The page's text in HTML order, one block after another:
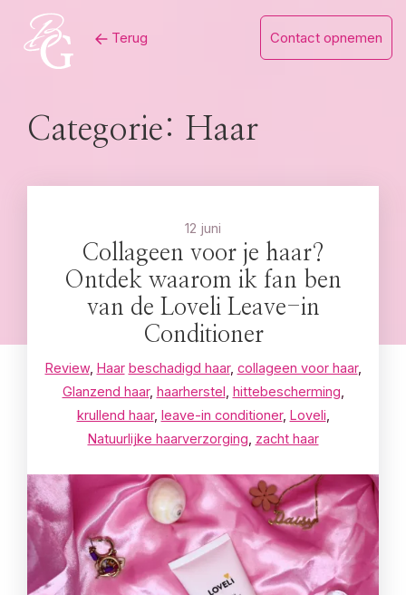
content
Terug Contact opnemen
Categorie: Haar
12 juni
Collageen voor je haar?
Ontdek waarom ik fan ben
van de Loveli Leave-in
Conditioner
Review, Haar beschadigd haar, collageen voor haar,
Glanzend haar, haarherstel hittebescherming
krullend haar, leave-in conditioner, Loveli
Natuurlijke haarverzorging zacht haar